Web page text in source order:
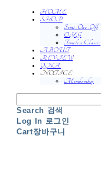
HOME
SHOP
Semi-One-Off
O.Y.G
Timeless Classic
ABOUT
REVIEW
QNA
NOTICE
Membership
Search 검색
Log In 로그인
Cart장바구니